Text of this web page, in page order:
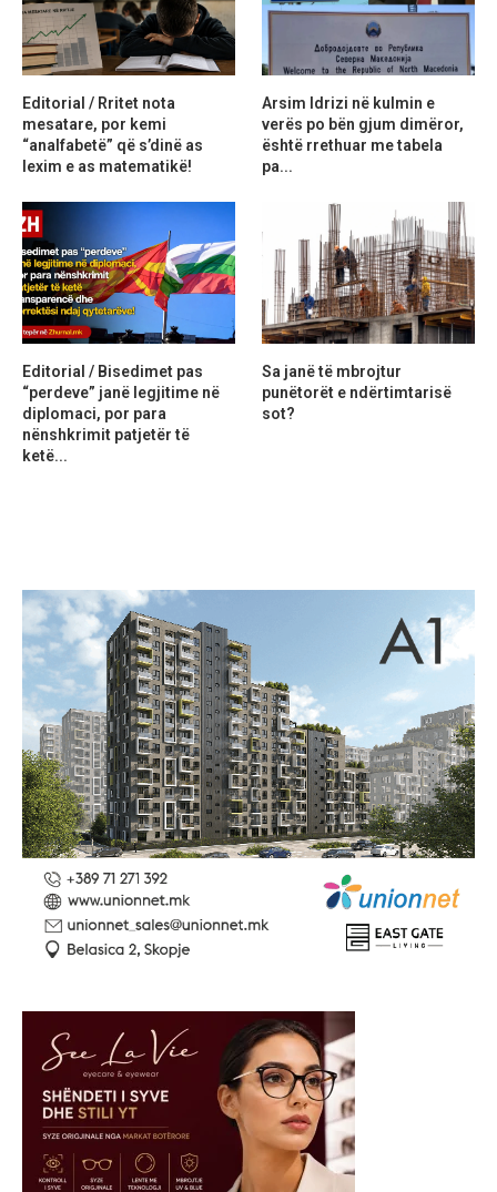
Editorial / Rritet nota
mesatare, por kemi
“analfabetë” që s’dinë as
lexim e as matematikë!
Arsim Idrizi në kulmin e
verës po bën gjum dimëror,
është rrethuar me tabela
pa...
Editorial / Bisedimet pas
“perdeve” janë legjitime në
diplomaci, por para
nënshkrimit patjetër të
ketë...
Sa janë të mbrojtur
punëtorët e ndërtimtarisë
sot?